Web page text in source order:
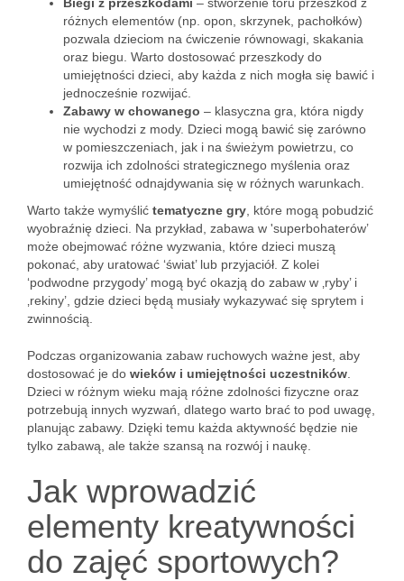
różnych elementów (np. opon, skrzynek, pachołków)
pozwala dzieciom na ćwiczenie równowagi, skakania
oraz biegu. Warto dostosować przeszkody do
umiejętności dzieci, aby każda z nich mogła się bawić i
jednocześnie rozwijać.
Zabawy w chowanego – klasyczna gra, która nigdy
nie wychodzi z mody. Dzieci mogą bawić się zarówno
w pomieszczeniach, jak i na świeżym powietrzu, co
rozwija ich zdolności strategicznego myślenia oraz
umiejętność odnajdywania się w różnych warunkach.
Warto także wymyślić tematyczne gry , które mogą pobudzić
wyobraźnię dzieci. Na przykład, zabawa w 'superbohaterów’
może obejmować różne wyzwania, które dzieci muszą
pokonać, aby uratować ‘świat’ lub przyjaciół. Z kolei
‘podwodne przygody’ mogą być okazją do zabaw w ‚ryby’ i
‚rekiny’, gdzie dzieci będą musiały wykazywać się sprytem i
zwinnością.
Podczas organizowania zabaw ruchowych ważne jest, aby
dostosować je do wieków i umiejętności uczestników
Dzieci w różnym wieku mają różne zdolności fizyczne oraz
potrzebują innych wyzwań, dlatego warto brać to pod uwagę,
planując zabawy. Dzięki temu każda aktywność będzie nie
tylko zabawą, ale także szansą na rozwój i naukę.
Jak wprowadzić
elementy kreatywności
do zajęć sportowych?